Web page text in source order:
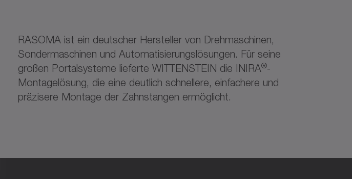
RASOMA ist ein deutscher Hersteller von Drehmaschinen,
Sondermaschinen und Automatisierungslösungen. Für seine
großen Portalsysteme lieferte WITTENSTEIN die INIRA®-
Montagelösung, die eine deutlich schnellere, einfachere und
präzisere Montage der Zahnstangen ermöglicht.